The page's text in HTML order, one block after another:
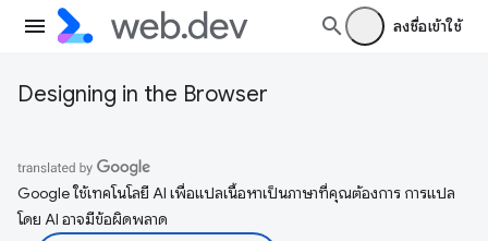
ลงชื่อเข้าใช้
Designing in the Browser
Google ใช้เทคโนโลยี AI เพื่อแปลเนื้อหาเป็นภาษาที่คุณต้องการ การแปล
โดย AI อาจมีข้อผิดพลาด